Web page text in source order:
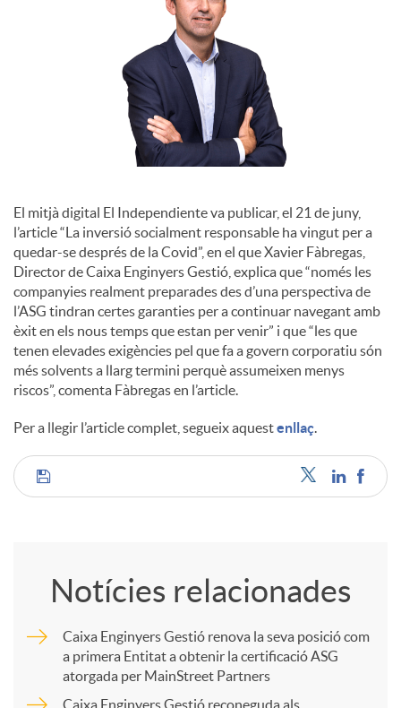
l
s
El mitjà digital El Independiente va publicar, el 21 de juny,
l’article “La inversió socialment responsable ha vingut per a
quedar-se després de la Covid”, en el que Xavier Fàbregas,
Director de Caixa Enginyers Gestió, explica que “només les
companyies realment preparades des d’una perspectiva de
l’ASG tindran certes garanties per a continuar navegant amb
èxit en els nous temps que estan per venir” i que “les que
tenen elevades exigències pel que fa a govern corporatiu són
més solvents a llarg termini perquè assumeixen menys
riscos”, comenta Fàbregas en l’article.
Per a llegir l’article complet, segueix aquestenllaç.
C
m
Notícies relacionades
Caixa Enginyers Gestió renova la seva posició com
a primera Entitat a obtenir la certificació ASG
atorgada per MainStreet Partners
Caixa Enginyers Gestió reconeguda als